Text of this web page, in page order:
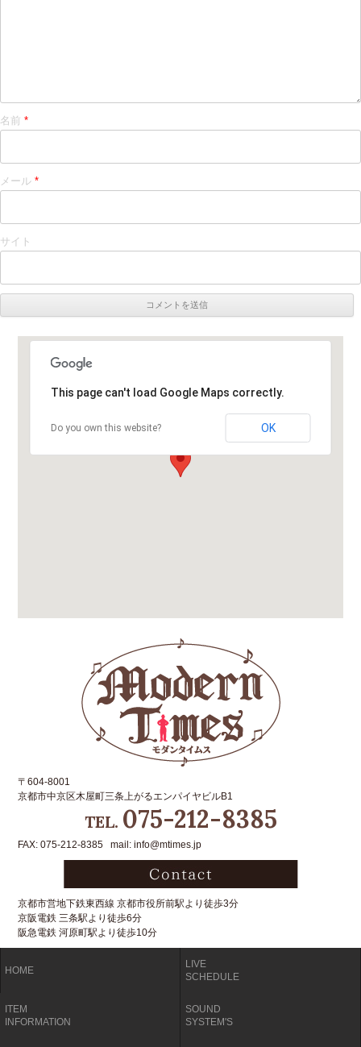
名前 *
メール *
サイト
This page can't load Google Maps correctly.
Do you own this website? OK
〒604-8001
京都市中京区木屋町三条上がるエンパイヤビルB1
TEL. 075-212-8385
FAX: 075-212-8385 mail: info@mtimes.jp
京都市営地下鉄東西線 京都市役所前駅より徒歩3分
京阪電鉄 三条駅より徒歩6分
阪急電鉄 河原町駅より徒歩10分
HOME
LIVE
SCHEDULE
ITEM
INFORMATION
SOUND
SYSTEM'S